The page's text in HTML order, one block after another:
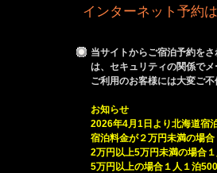
インターネット予約
当サイトからご宿泊予約を
は、セキュリティの関係で
ご利用のお客様には大変ご
お知らせ
2026年4月1日より北海道宿
宿泊料金が２万円未満の場
2万円以上5万円未満の場合
5万円以上の場合１人１泊500